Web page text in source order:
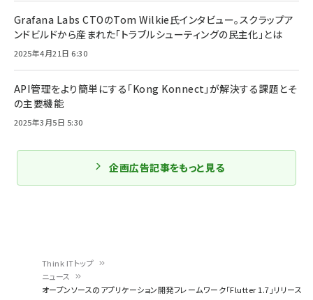
Think ITトップ
ニュース
オープンソースのアプリケーション開発フレームワーク「Flutter 1.7」リリース
Grafana Labs CTOのTom Wilkie氏インタビュー。スクラップア
ンドビルドから産まれた「トラブルシューティングの民主化」とは
2025年4月21日 6:30
API管理をより簡単にする「Kong Konnect」が解決する課題とそ
の主要機能
2025年3月5日 5:30
企画広告記事をもっと見る